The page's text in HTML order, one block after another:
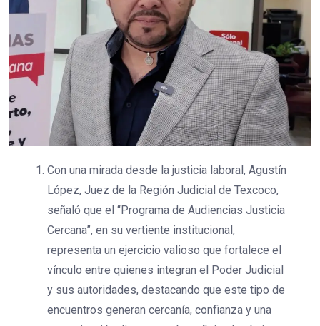
Con una mirada desde la justicia laboral, Agustín
López, Juez de la Región Judicial de Texcoco,
señaló que el “Programa de Audiencias Justicia
Cercana”, en su vertiente institucional,
representa un ejercicio valioso que fortalece el
vínculo entre quienes integran el Poder Judicial
y sus autoridades, destacando que este tipo de
encuentros generan cercanía, confianza y una